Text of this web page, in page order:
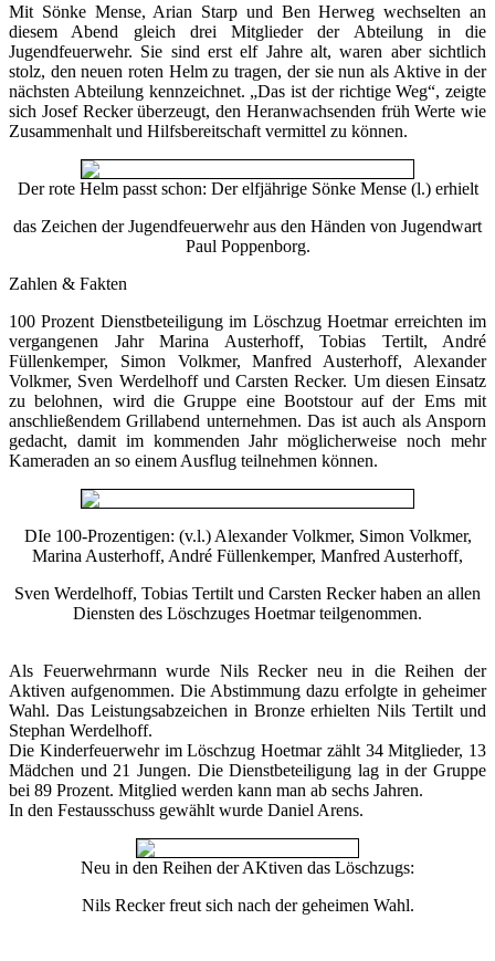
Mit Sönke Mense, Arian Starp und Ben Herweg wechselten an
diesem Abend gleich drei Mitglieder der Abteilung in die
Jugendfeuerwehr. Sie sind erst elf Jahre alt, waren aber sichtlich
stolz, den neuen roten Helm zu tragen, der sie nun als Aktive in der
nächsten Abteilung kennzeichnet. „Das ist der richtige Weg“, zeigte
sich Josef Recker überzeugt, den Heranwachsenden früh Werte wie
Zusammenhalt und Hilfsbereitschaft vermittel zu können.
Der rote Helm passt schon: Der elfjährige Sönke Mense (l.) erhielt
das Zeichen der Jugendfeuerwehr aus den Händen von Jugendwart
Paul Poppenborg.
Zahlen & Fakten
100 Prozent Dienstbeteiligung im Löschzug Hoetmar erreichten im
vergangenen Jahr Marina Austerhoff, Tobias Tertilt, André
Füllenkemper, Simon Volkmer, Manfred Austerhoff, Alexander
Volkmer, Sven Werdelhoff und Carsten Recker. Um diesen Einsatz
zu belohnen, wird die Gruppe eine Bootstour auf der Ems mit
anschließendem Grillabend unternehmen. Das ist auch als Ansporn
gedacht, damit im kommenden Jahr möglicherweise noch mehr
Kameraden an so einem Ausflug teilnehmen können.
DIe 100-Prozentigen: (v.l.) Alexander Volkmer, Simon Volkmer,
Marina Austerhoff, André Füllenkemper, Manfred Austerhoff,
Sven Werdelhoff, Tobias Tertilt und Carsten Recker haben an allen
Diensten des Löschzuges Hoetmar teilgenommen.
Als Feuerwehrmann wurde Nils Recker neu in die Reihen der
Aktiven aufgenommen. Die Abstimmung dazu erfolgte in geheimer
Wahl. Das Leistungsabzeichen in Bronze erhielten Nils Tertilt und
Stephan Werdelhoff.
Die Kinderfeuerwehr im Löschzug Hoetmar zählt 34 Mitglieder, 13
Mädchen und 21 Jungen. Die Dienstbeteiligung lag in der Gruppe
bei 89 Prozent. Mitglied werden kann man ab sechs Jahren.
In den Festausschuss gewählt wurde Daniel Arens.
Neu in den Reihen der AKtiven das Löschzugs:
Nils Recker freut sich nach der geheimen Wahl.